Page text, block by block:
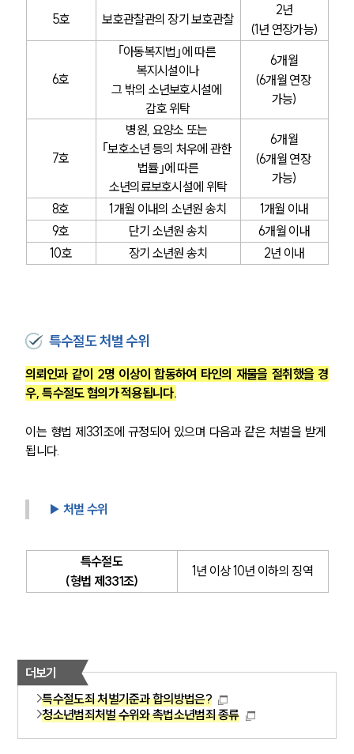
그룹소개
대륜의 강점
AI대륜
업무사례
5호
보호관찰관의 장기 보호관찰
2년
(1년 연장가능)
6호
｢아동복지법｣에 따른
복지시설이나
그 밖의 소년보호시설에
감호 위탁
6개월
(6개월 연장
가능)
7호
병원, 요양소 또는
｢보호소년 등의 처우에 관한
법률｣에 따른
소년의료보호시설에 위탁
6개월
(6개월 연장
가능)
8호
1개월 이내의 소년원 송치
1개월 이내
9호
단기 소년원 송치
6개월 이내
10호
장기 소년원 송치 2년 이내
특수절도 처벌 수위
의뢰인과 같이 2명 이상이 합동하여 타인의 재물을 절취했을 경
우, 특수절도 혐의가 적용됩니다.
이는 형법 제331조에 규정되어 있으며 다음과 같은 처벌을 받게
됩니다.
▶ 처벌 수위
특수절도
(형법 제331조)
1년 이상 10년 이하의 징역
더보기
특수절도죄 처벌기준과 합의방법은?
청소년범죄처벌 수위와 촉법소년범죄 종류